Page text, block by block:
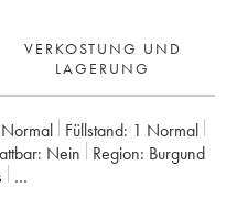
VERKOSTUNG UND
LAGERUNG
Füllstand: 1 Normal
nein Region:
Burgund